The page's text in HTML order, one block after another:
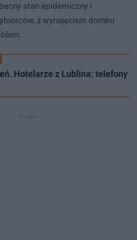
stan epidemiczny i
z wynajęciem domku
Hotelarze z Lublina: telefony